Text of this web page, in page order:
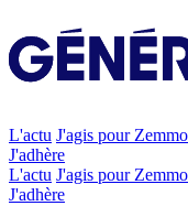
L'actu J'agis pour
J'adhère
L'actu J'agis pour
J'adhère